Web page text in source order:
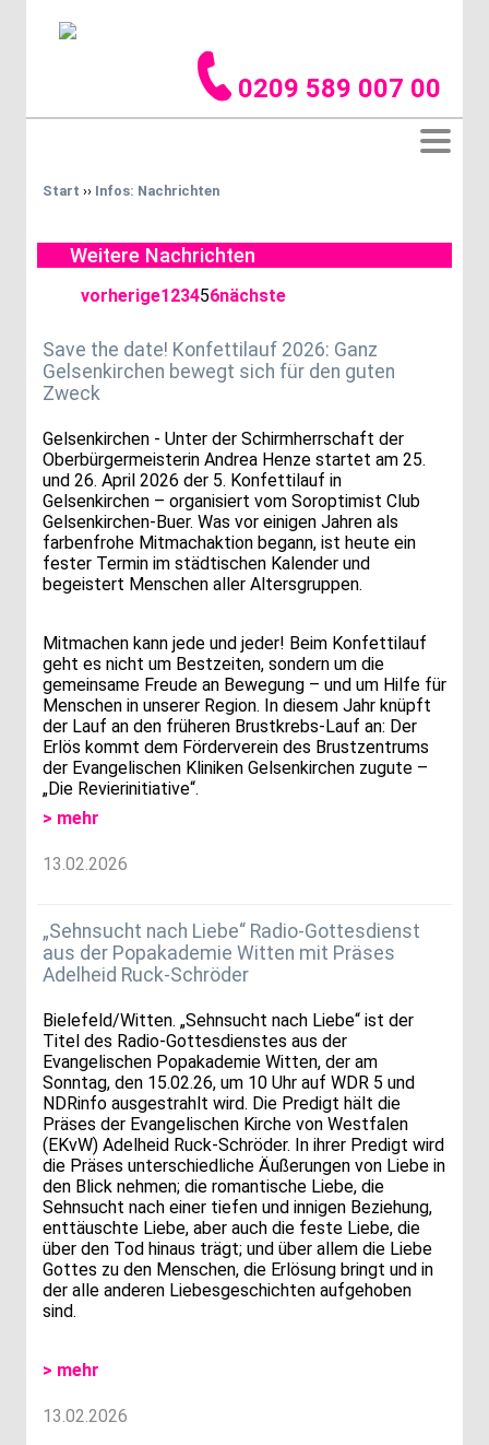
0209 589 007 00
Start ›› Infos: Nachrichten
Weitere Nachrichten
vorherige123456nächste
Save the date! Konfettilauf 2026: Ganz
Gelsenkirchen bewegt sich für den guten
Zweck
Gelsenkirchen - Unter der Schirmherrschaft der
Oberbürgermeisterin Andrea Henze startet am 25.
und 26. April 2026 der 5. Konfettilauf in
Gelsenkirchen – organisiert vom Soroptimist Club
Gelsenkirchen‑Buer. Was vor einigen Jahren als
farbenfrohe Mitmachaktion begann, ist heute ein
fester Termin im städtischen Kalender und
begeistert Menschen aller Altersgruppen.
Mitmachen kann jede und jeder! Beim Konfettilauf
geht es nicht um Bestzeiten, sondern um die
gemeinsame Freude an Bewegung – und um Hilfe für
Menschen in unserer Region. In diesem Jahr knüpft
der Lauf an den früheren Brustkrebs-Lauf an: Der
Erlös kommt dem Förderverein des Brustzentrums
der Evangelischen Kliniken Gelsenkirchen zugute –
„Die Revierinitiative“.
> mehr
13.02.2026
„Sehnsucht nach Liebe“ Radio-Gottesdienst
aus der Popakademie Witten mit Präses
Adelheid Ruck-Schröder
Bielefeld/Witten. „Sehnsucht nach Liebe“ ist der
Titel des Radio-Gottesdienstes aus der
Evangelischen Popakademie Witten, der am
Sonntag, den 15.02.26, um 10 Uhr auf WDR 5 und
NDRinfo ausgestrahlt wird. Die Predigt hält die
Präses der Evangelischen Kirche von Westfalen
(EKvW) Adelheid Ruck-Schröder. In ihrer Predigt wird
die Präses unterschiedliche Äußerungen von Liebe in
den Blick nehmen; die romantische Liebe, die
Sehnsucht nach einer tiefen und innigen Beziehung,
enttäuschte Liebe, aber auch die feste Liebe, die
über den Tod hinaus trägt; und über allem die Liebe
Gottes zu den Menschen, die Erlösung bringt und in
der alle anderen Liebesgeschichten aufgehoben
sind.
> mehr
13.02.2026